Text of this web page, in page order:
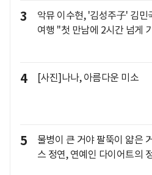
3
악뮤 이수현, '김성주子' 김민
여행 "첫 만남에 2시간 넘게
4 [사진]나나, 아름다운 미소
5
물병이 큰 거야 팔뚝이 얇은
스 정연, 연예인 다이어트의